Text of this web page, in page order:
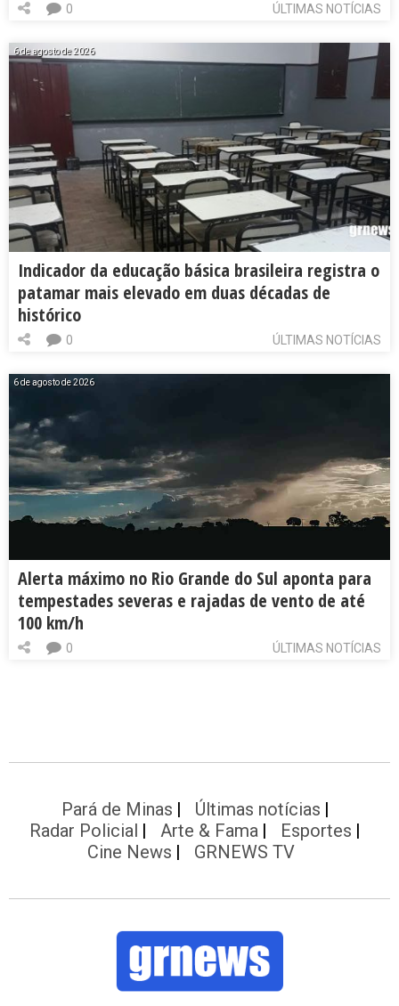
ÚLTIMAS NOTÍCIAS
0
6 de agosto de 2026
Indicador da educação básica brasileira registra o
patamar mais elevado em duas décadas de
histórico
ÚLTIMAS NOTÍCIAS
0
6 de agosto de 2026
Alerta máximo no Rio Grande do Sul aponta para
tempestades severas e rajadas de vento de até
100 km/h
ÚLTIMAS NOTÍCIAS
0
Pará de Minas
Últimas notícias
Radar Policial
Arte & Fama
Esportes
Cine News
GRNEWS TV